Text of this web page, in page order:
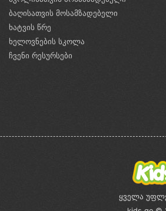
ბაღისათვის მოსამზადებელი
ხატვის წრე
ხელოვნების სკოლა
ჩვენი რესურსები
ყველა